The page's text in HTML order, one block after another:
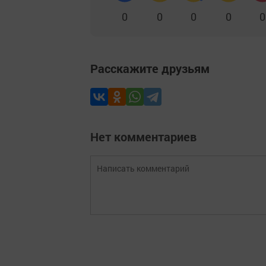
0 0 0 0 0
Расскажите друзьям
Нет комментариев